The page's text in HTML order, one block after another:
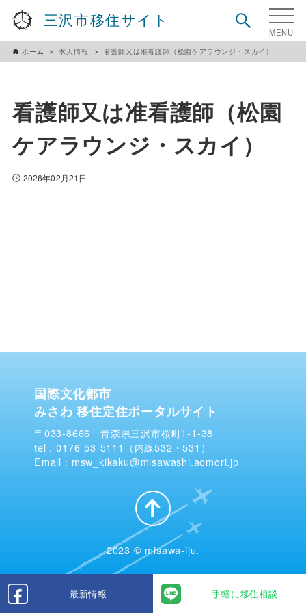
三沢市移住サイト
最新情報 手軽に移住相談
ホーム 求人情報 看護師又は准看護師（松園ケアラウンジ・スカイ）
看護師又は准看護師（松園
ケアラウンジ・スカイ）
2026年02月21日
国際文化都市
みさわ 移住定住ポータルサイト
〒033-8666 青森県三沢市桜町1-1-38
tel：0176-53-5111（内線532・531）
Email：msw_kikaku@misawashi.aomori.jp
2023 © misawa-iju.